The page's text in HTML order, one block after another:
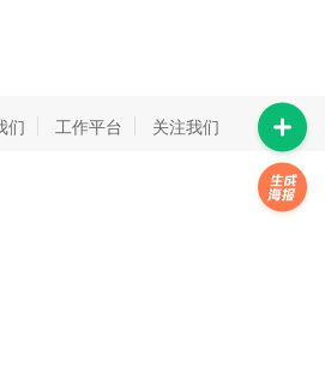
们 工作平台 关注我们